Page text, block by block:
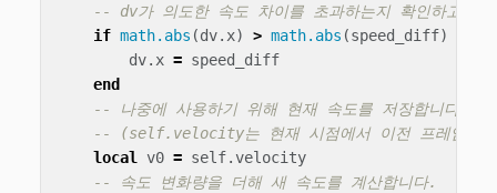
-- dv가 의도한 속도 차이를 초과하는지 확인하고,
if math.abs (dv. x) > math.abs (speed_diff)
dv. x = speed_diff
end
-- 나중에 사용하기 위해 현재 속도를 저장합니다.
-- (self.velocity는 현재 시점에서 이전 프레임에
local
v0 = self.velocity
-- 속도 변화량을 더해 새 속도를 계산합니다.